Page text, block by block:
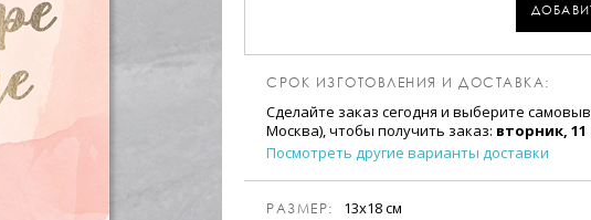
СРОК ИЗГОТОВЛЕНИЯ И ДОСТАВКА:
Сделайте заказ сегодня и выберите
Москва), чтобы получить заказ: вторник, 11
Посмотреть другие варианты доставки
РАЗМЕР: 13х18 см